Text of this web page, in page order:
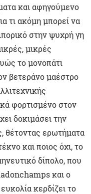
και αφηγούμενο
τι ακόμη μπορεί να
στην ψυχρή γη
μικρές
το μονοπάτι
βετεράνο μαέστρο
φορτισμένο στον
δοκιμάσει την
θέτοντας ερωτήματα
και ποιος όχι, το
δίπολο, που
και ο
κερδίζει το